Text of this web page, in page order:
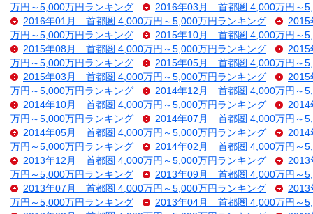
万円～5,000万円ランキング
2016年03月 首都圏 4,000万円～
2016年01月 首都圏 4,000万円～5,000万円ランキング
2015
万円～5,000万円ランキング
2015年10月 首都圏 4,000万円～
2015年08月 首都圏 4,000万円～5,000万円ランキング
2015
万円～5,000万円ランキング
2015年05月 首都圏 4,000万円～
2015年03月 首都圏 4,000万円～5,000万円ランキング
2015
万円～5,000万円ランキング
2014年12月 首都圏 4,000万円～
2014年10月 首都圏 4,000万円～5,000万円ランキング
2014
万円～5,000万円ランキング
2014年07月 首都圏 4,000万円～
2014年05月 首都圏 4,000万円～5,000万円ランキング
2014
万円～5,000万円ランキング
2014年02月 首都圏 4,000万円～
2013年12月 首都圏 4,000万円～5,000万円ランキング
2013
万円～5,000万円ランキング
2013年09月 首都圏 4,000万円～
2013年07月 首都圏 4,000万円～5,000万円ランキング
2013
万円～5,000万円ランキング
2013年04月 首都圏 4,000万円～